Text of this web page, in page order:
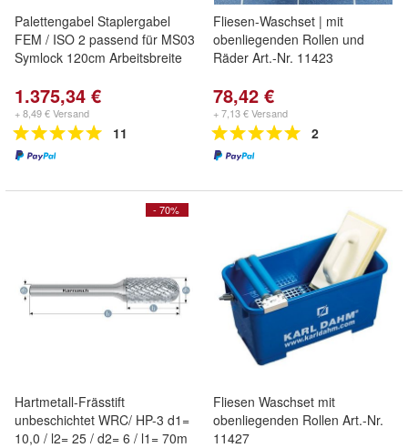
Palettengabel Staplergabel
FEM / ISO 2 passend für MS03
Symlock 120cm Arbeitsbreite
1.375,34 €
+ 8,49 € Versand
11
Fliesen-Waschset | mit
obenliegenden Rollen und
Räder Art.-Nr. 11423
78,42 €
+ 7,13 € Versand
2
- 70%
Hartmetall-Frässtift
unbeschichtet WRC/ HP-3 d1=
10,0 / l2= 25 / d2= 6 / l1= 70m
Fliesen Waschset mit
obenliegenden Rollen Art.-Nr.
11427